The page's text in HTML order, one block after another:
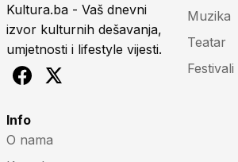
Kultura.ba - Vaš dnevni
izvor kulturnih dešavanja,
umjetnosti i lifestyle vijesti.
Muzika
Teatar
Festivali
Info
O nama